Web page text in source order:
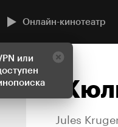
или
Онлайн-кинотеатр
Jules